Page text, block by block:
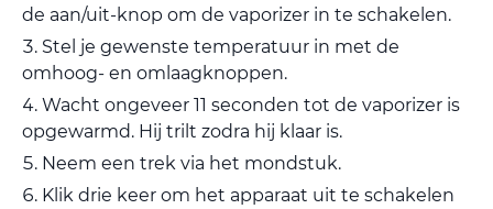
de aan/uit-knop om de vaporizer in te schakelen.
Stel je gewenste temperatuur in met de
omhoog- en omlaagknoppen.
Wacht ongeveer 11 seconden tot de vaporizer is
opgewarmd. Hij trilt zodra hij klaar is.
Neem een trek via het mondstuk.
Klik drie keer om het apparaat uit te schakelen